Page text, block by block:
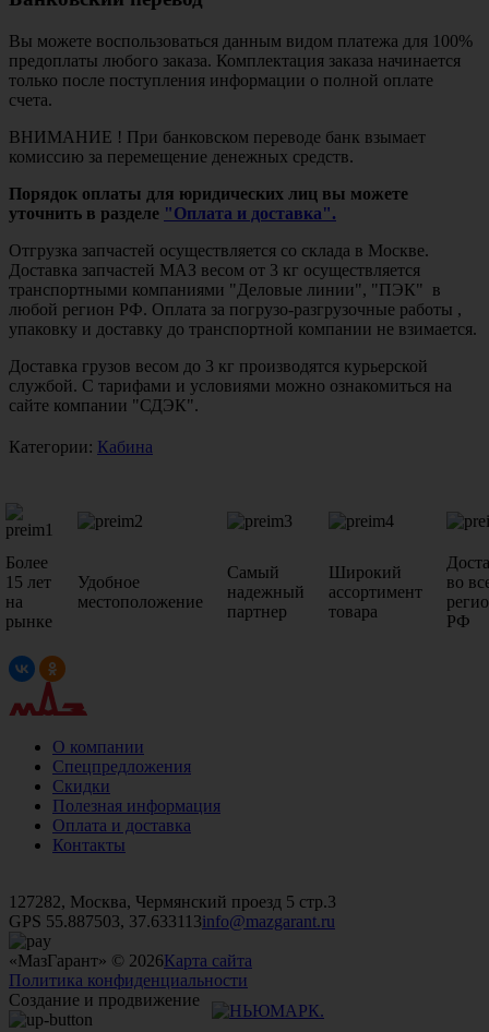
Вы можете воспользоваться данным видом платежа для 100%
предоплаты любого заказа. Комплектация заказа начинается
только после поступления информации о полной оплате
счета.
ВНИМАНИЕ ! При банковском переводе банк взымает
комиссию за перемещение денежных средств.
Порядок оплаты для юридических лиц вы можете
уточнить в разделе "Оплата и доставка".
Отгрузка запчастей осуществляется со склада в Москве.
Доставка запчастей МАЗ весом от 3 кг осуществляется
транспортными компаниями "Деловые линии", "ПЭК" в
любой регион РФ. Оплата за погрузо-разгрузочные работы ,
упаковку и доставку до транспортной компании не взимается.
Доставка грузов весом до 3 кг производятся курьерской
службой. С тарифами и условиями можно ознакомиться на
сайте компании "СДЭК".
Категории: Кабина
Более
15 лет
на
рынке
Удобное
местоположение
Самый
надежный
партнер
Широкий
ассортимент
товара
во
РФ
О компании
Спецпредложения
Скидки
Полезная информация
Оплата и доставка
Контакты
127282, Москва, Чермянский проезд 5 стр.3
GPS 55.887503, 37.633113info@mazgarant.ru
«МазГарант» © 2026Карта сайта
Политика конфиденциальности
Создание и продвижение